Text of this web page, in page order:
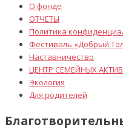
О фонде
ОТЧЕТЫ
Политика
Фестиваль «Добрый
Наставничество
ЦЕНТР СЕМЕЙНЫХ
Экология
Для родителей